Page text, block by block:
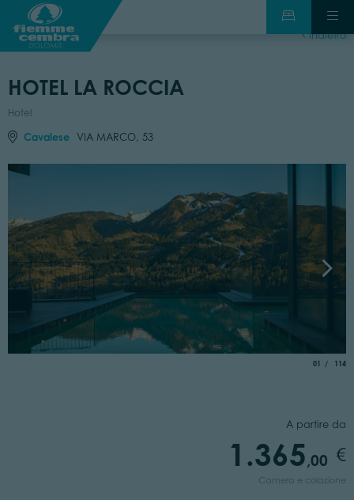
indietro
HOTEL LA ROCCIA
Hotel
Cavalese VIA MARCO, 53
01 di
114
A partire da
1.365,00
Camera e colazione